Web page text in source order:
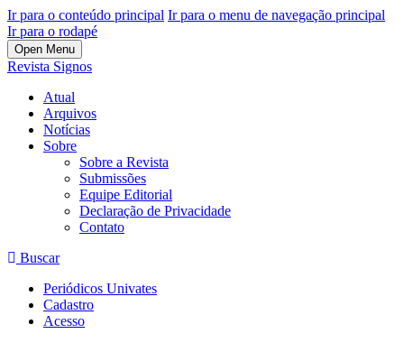
Ir para o conteúdo principal Ir para o menu de navegação principal
Ir para o rodapé
Open Menu
Revista Signos
Atual
Arquivos
Notícias
Sobre
Sobre a Revista
Submissões
Equipe Editorial
Declaração de Privacidade
Contato
Buscar
Periódicos Univates
Cadastro
Acesso